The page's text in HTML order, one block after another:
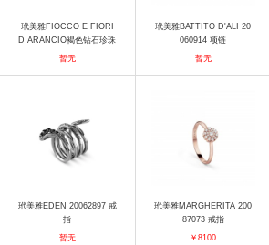
玳美雅FIOCCO E FIORI
D ARANCIO褐色钻石珍珠
戒指 戒指
暂无
玳美雅BATTITO D'ALI 20
060914 项链
暂无
玳美雅EDEN 20062897 戒
指
暂无
玳美雅MARGHERITA 200
87073 戒指
￥8100